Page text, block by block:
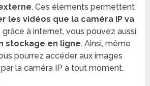
. Ces éléments permettent
les vidéos que la caméra IP va
grâce à internet, vous pouvez aussi
stockage en ligne. Ainsi, même
pourrez accéder aux images
la caméra IP à tout moment.